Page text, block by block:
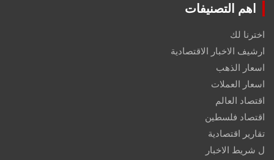
اهم التصنيفات
اخترنا لك
ارشيف الاخبار الاقتصادية
اسعار الذهب
اسعار العملات
اقتصاد العالم
اقتصاد فلسطين
تقارير اقتصادية
ل شريط الاخبار